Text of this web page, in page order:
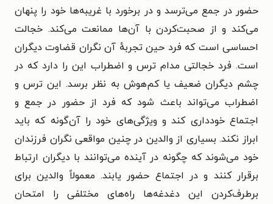
حضور در جمع می‌ترسد و در برخورد با غریبه‌ها خود را پنهان
می‌کند و از صحبت‌کردن با آن‌ها ممانعت می‌کند. خجالت
احساسی است که فرد حین تجربهٔ آن نگران قضاوت دیگران
است. فرد خجالتی مدام ترس و اضطراب این را دارد که در
چشم دیگران ضعیف یا کم‌هوش به نظر برسد. این ترس و
اضطراب می‌تواند باعث شود که فرد از حضور در جمع و
اجتماع خودداری کند و ویژگی‌های خود را آن‌گونه که باید
ابراز نکند. بسیاری از والدین در چنین مواقعی نگران فرزندان
خود می‌شوند که چگونه در آینده می‌توانند با دیگران ارتباط
برقرار کنند و در اجتماع حضور یابند. معمولاً والدین برای
برطرف‌کردن این دغدغه‌ها راه‌های مختلفی را امتحان